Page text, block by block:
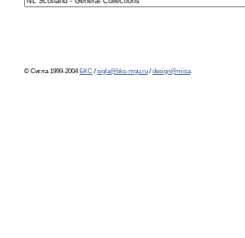
© Сигла 1999-2004 БКС / sigla@bks-mgu.ru / design@misa.